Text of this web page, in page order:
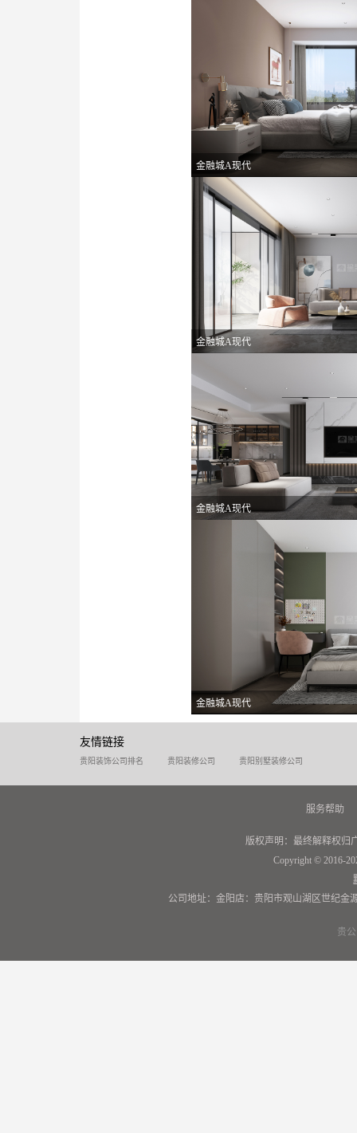
金融城A现代
金融城A现代
金融城A现代
金融城A现代
友情链接
贵阳装饰公司排名 贵阳装修公司 贵阳别墅装修公司
服务帮助
版权声明：最终解释权归
Copyright © 2016-
公司地址：金阳店：贵阳市观山湖区世纪金
贵